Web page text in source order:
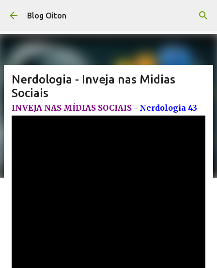
Pular para o conteúdo principal
Blog Oiton
Nerdologia - Inveja nas Midias
Sociais
INVEJA NAS MÍDIAS SOCIAIS - Nerdologia 43